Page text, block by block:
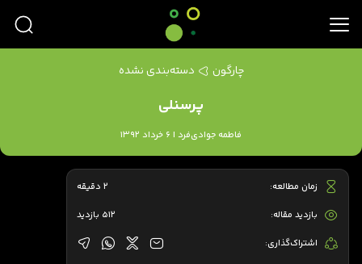
چارگون دسته‌بندی نشده
پرسنلی
فاطمه جوادی‌فرد | 6 خرداد 1392
زمان مطالعه: 2 دقیقه
بازدید مقاله: 512 بازدید
اشتراک‌گذاری: